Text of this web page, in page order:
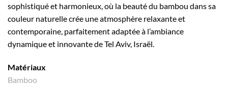
sophistiqué et harmonieux, où la beauté du bambou dans sa
couleur naturelle crée une atmosphère relaxante et
contemporaine, parfaitement adaptée à l’ambiance
dynamique et innovante de Tel Aviv, Israël.
Matériaux
Bamboo